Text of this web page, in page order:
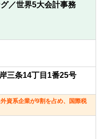
界情報
人情報
／世界5大会計事務
三条14丁目1番25号
資系企業が9割を占め、国際税